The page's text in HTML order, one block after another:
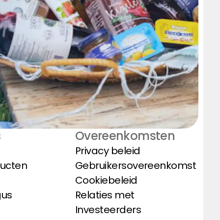
Overeenkomsten
Privacy beleid
Gebruikersovereenkomst
Cookiebeleid
Relaties met
Investeerders